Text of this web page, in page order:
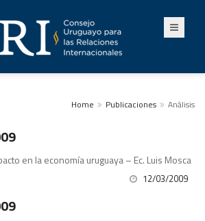
Home Publicaciones Análisis
en la economía uruguaya – Ec. Luis Mosca
12/03/2009